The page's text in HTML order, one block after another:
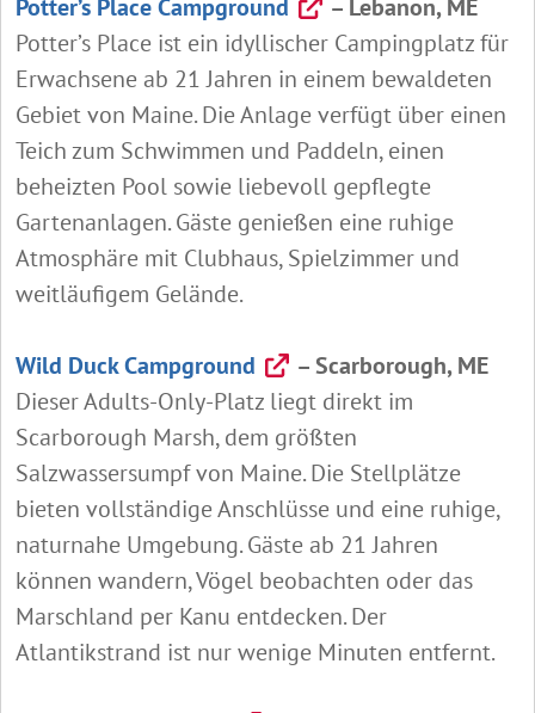
Potter’s Place Campground
– Lebanon, ME
Potter’s Place ist ein idyllischer Campingplatz für
Erwachsene ab 21 Jahren in einem bewaldeten
Gebiet von Maine. Die Anlage verfügt über einen
Teich zum Schwimmen und Paddeln, einen
beheizten Pool sowie liebevoll gepflegte
Gartenanlagen. Gäste genießen eine ruhige
Atmosphäre mit Clubhaus, Spielzimmer und
weitläufigem Gelände.
Wild Duck Campground
– Scarborough, ME
Dieser Adults‑Only‑Platz liegt direkt im
Scarborough Marsh, dem größten
Salzwassersumpf von Maine. Die Stellplätze
bieten vollständige Anschlüsse und eine ruhige,
naturnahe Umgebung. Gäste ab 21 Jahren
können wandern, Vögel beobachten oder das
Marschland per Kanu entdecken. Der
Atlantikstrand ist nur wenige Minuten entfernt.